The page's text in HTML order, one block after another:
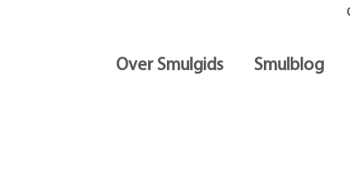
Over Smulgids Smulblog